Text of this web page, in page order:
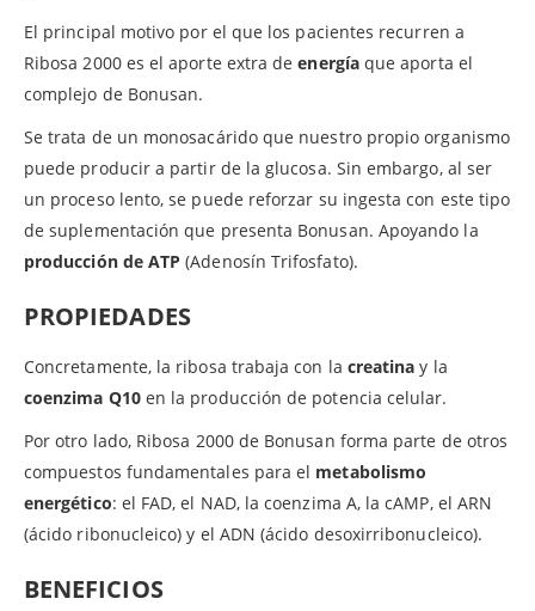
El principal motivo por el que los pacientes recurren a
Ribosa 2000 es el aporte extra deenergíaque aporta el
complejo de Bonusan.
Se trata de un monosacárido que nuestro propio organismo
puede producir a partir de la glucosa. Sin embargo, al ser
un proceso lento, se puede reforzar su ingesta con este tipo
de suplementación que presenta Bonusan. Apoyando la
producción de ATP(Adenosín Trifosfato).
PROPIEDADES
Concretamente, la ribosa trabaja con la creatina y la
coenzima Q10en la producción de potencia celular.
Por otro lado, Ribosa 2000 de Bonusan forma parte de otros
compuestos fundamentales para el metabolismo
energético: el FAD, el NAD, la coenzima A, la cAMP, el ARN
(ácido ribonucleico) y el ADN (ácido desoxirribonucleico).
BENEFICIOS